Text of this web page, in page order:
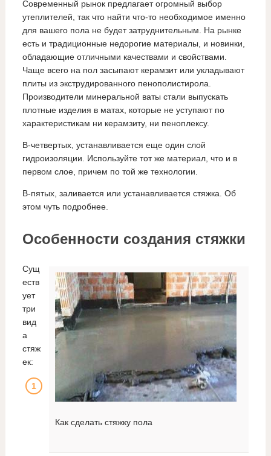
Современный рынок предлагает огромный выбор
утеплителей, так что найти что-то необходимое именно
для вашего пола не будет затруднительным. На рынке
есть и традиционные недорогие материалы, и новинки,
обладающие отличными качествами и свойствами.
Чаще всего на пол засыпают керамзит или укладывают
плиты из экструдированного пенополистирола.
Производители минеральной ваты стали выпускать
плотные изделия в матах, которые не уступают по
характеристикам ни керамзиту, ни пеноплексу.
В-четвертых, устанавливается еще один слой
гидроизоляции. Используйте тот же материал, что и в
первом слое, причем по той же технологии.
В-пятых, заливается или устанавливается стяжка. Об
этом чуть подробнее.
Особенности создания стяжки
Как сделать стяжку пола
Сущ
еств
ует
три
вид
а
стяж
ек: